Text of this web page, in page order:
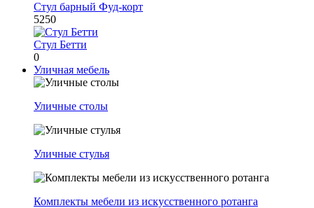
Стул барный Фуд-корт
5250
Стул Бетти
0
Уличная мебель
Уличные столы
Уличные стулья
Комплекты мебели из искусственного ротанга